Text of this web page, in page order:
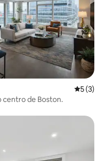
5 de
5 (3)
centro de Boston.
hóspedes